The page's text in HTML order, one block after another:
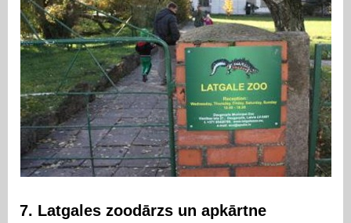
7. Latgales zoodārzs un apkārtne